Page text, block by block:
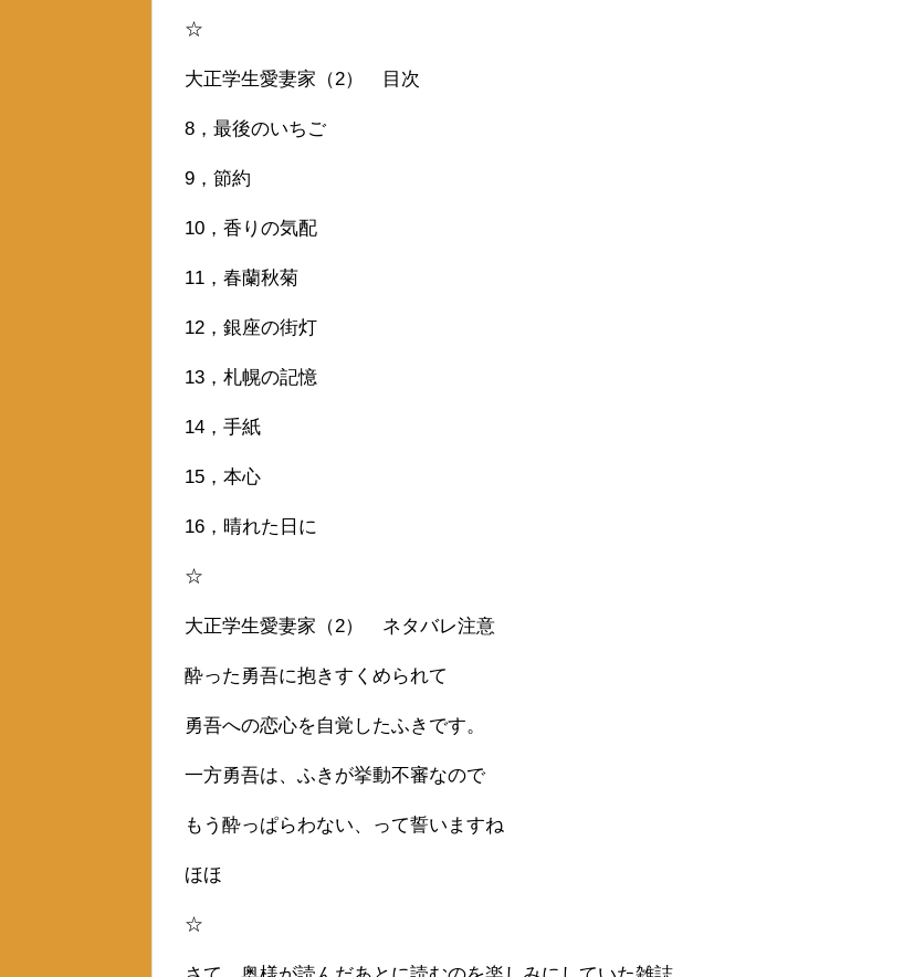
☆
大正学生愛妻家（2） 目次
8，最後のいちご
9，節約
10，香りの気配
11，春蘭秋菊
12，銀座の街灯
13，札幌の記憶
14，手紙
15，本心
16，晴れた日に
☆
大正学生愛妻家（2） ネタバレ注意
酔った勇吾に抱きすくめられて
勇吾への恋心を自覚したふきです。
一方勇吾は、ふきが挙動不審なので
もう酔っぱらわない、って誓いますね
ほほ
☆